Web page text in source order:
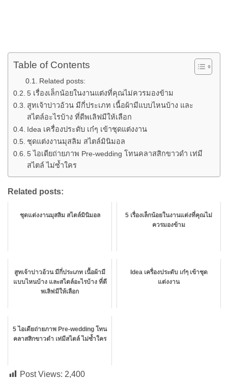
Table of Contents
Related posts:
5 เรื่องเล็กน้อยในงานแต่งที่คุณไม่ควรมองข้าม
สูทเจ้าบ่าวอ้วน มีกี่ประเภท เนื้อผ้ามีแบบไหนบ้าง และ
สไตล์อะไรบ้าง ที่ดีพเลิฟมีให้เลือก
Idea เครื่องประดับ เก๋ๆ เข้าชุดแต่งงาน
ชุดแต่งงานมุสลิม สไตล์มินิมอล
5 ไอเดียถ่ายภาพ Pre-wedding โทนคลาสสิกขาวดำ เท่มี
สไตล์ ไม่ซ้ำใคร
Related posts:
ชุดแต่งงานมุสลิม สไตล์มินิมอล
5 เรื่องเล็กน้อยในงานแต่งที่คุณไม่
ควรมองข้าม
สูทเจ้าบ่าวอ้วน มีกี่ประเภท เนื้อผ้ามี
แบบไหนบ้าง และสไตล์อะไรบ้าง ที่ดี
พเลิฟมีให้เลือก
Idea เครื่องประดับ เก๋ๆ เข้าชุด
แต่งงาน
5 ไอเดียถ่ายภาพ Pre-wedding โทน
คลาสสิกขาวดำ เท่มีสไตล์ ไม่ซ้ำใคร
Post Views: 2,400